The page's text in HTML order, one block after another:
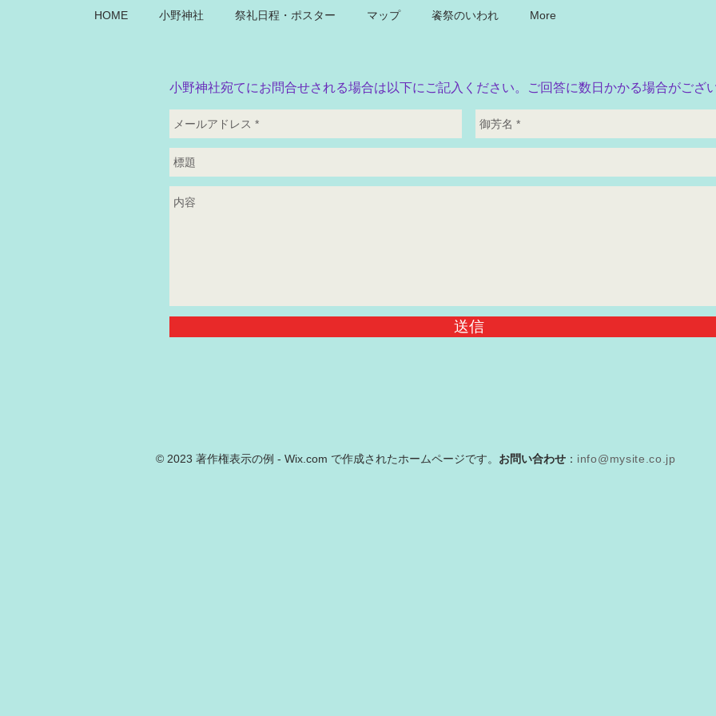
HOME 小野神社 祭礼日程・ポスター マップ 餈祭のいわれ More
小野神社宛てにお問合せされる場合は以下にご記入ください。ご回答に数日かかる場合がござ
送信
© 2023 著作権表示の例 - Wix.com で作成されたホームページです。 お問い合わせ ： info@mysite.co.jp